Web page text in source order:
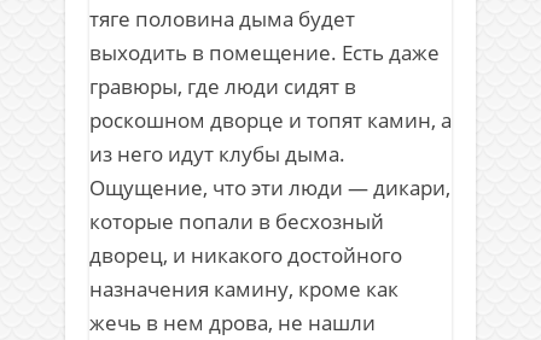
тяге половина дыма будет
выходить в помещение. Есть даже
гравюры, где люди сидят в
роскошном дворце и топят камин, а
из него идут клубы дыма.
Ощущение, что эти люди — дикари,
которые попали в бесхозный
дворец, и никакого достойного
назначения камину, кроме как
жечь в нем дрова, не нашли